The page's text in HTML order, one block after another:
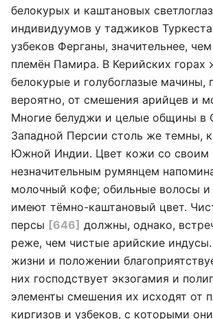
белокурых и каштановых
индивидуумов у таджиков
узбеков Ферганы, значительнее,
племён Памира. В Керийских горах
белокурые и голубоглазые мачины,
вероятно, от смешения арийцев и
Многие белуджи и целые общины в
Западной Персии столь же темны,
Южной Индии. Цвет кожи со своим
незначительным румянцем
молочный кофе; обильные волосы и
имеют тёмно-каштановый цвет.
персы [646] должны, однако,
реже, чем чистые арийские
жизни и положении
них господствует экзогамия и
элементы смешения их исходят от
киргизов и узбеков, с которыми